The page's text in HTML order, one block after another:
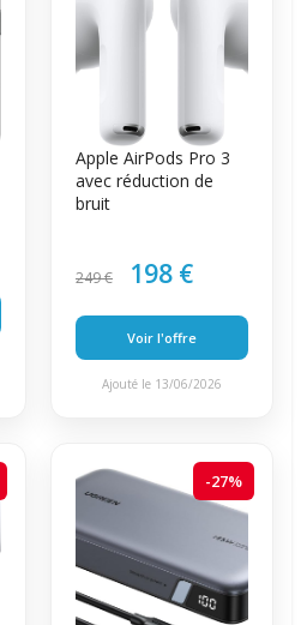
Apple AirPods Pro 3
avec réduction de
bruit
249 € 198 €
Voir l'offre
Ajouté le 13/06/2026
-27%